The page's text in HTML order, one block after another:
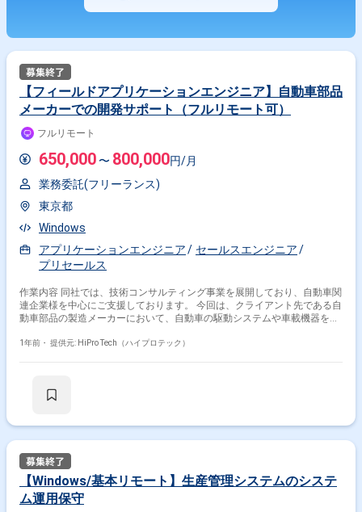
【フィールドアプリケーションエンジニア】自動車部品
メーカーでの開発サポート（フルリモート可）
フルリモート
650,000 〜 800,000円/月
業務委託(フリーランス)
東京都
Windows
アプリケーションエンジニア
セールスエンジニア
プリセールス
作業内容 同社では、技術コンサルティング事業を展開しており、自動車関
連企業様を中心にご支援しております。 今回は、クライアント先である自
動車部品の製造メーカーにおいて、自動車の駆動システムや車載機器を取
【主な業務内容】 ・クライアント先（自動車部品メーカー）への技術的な
ティング事業を展開しており、自動車関連企業様を中心にご支援しており
1年前・ 提供元: HiPro Tech（ハイプロテック）
【Windows/基本リモート】生産管理システムのシステ
ム運用保守